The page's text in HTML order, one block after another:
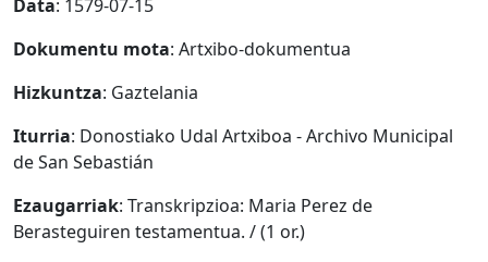
Data: 1579-07-15
Dokumentu mota: Artxibo-dokumentua
Hizkuntza: Gaztelania
Iturria: Donostiako Udal Artxiboa - Archivo Municipal
de San Sebastián
Ezaugarriak: Transkripzioa: Maria Perez de
Berasteguiren testamentua. / (1 or.)